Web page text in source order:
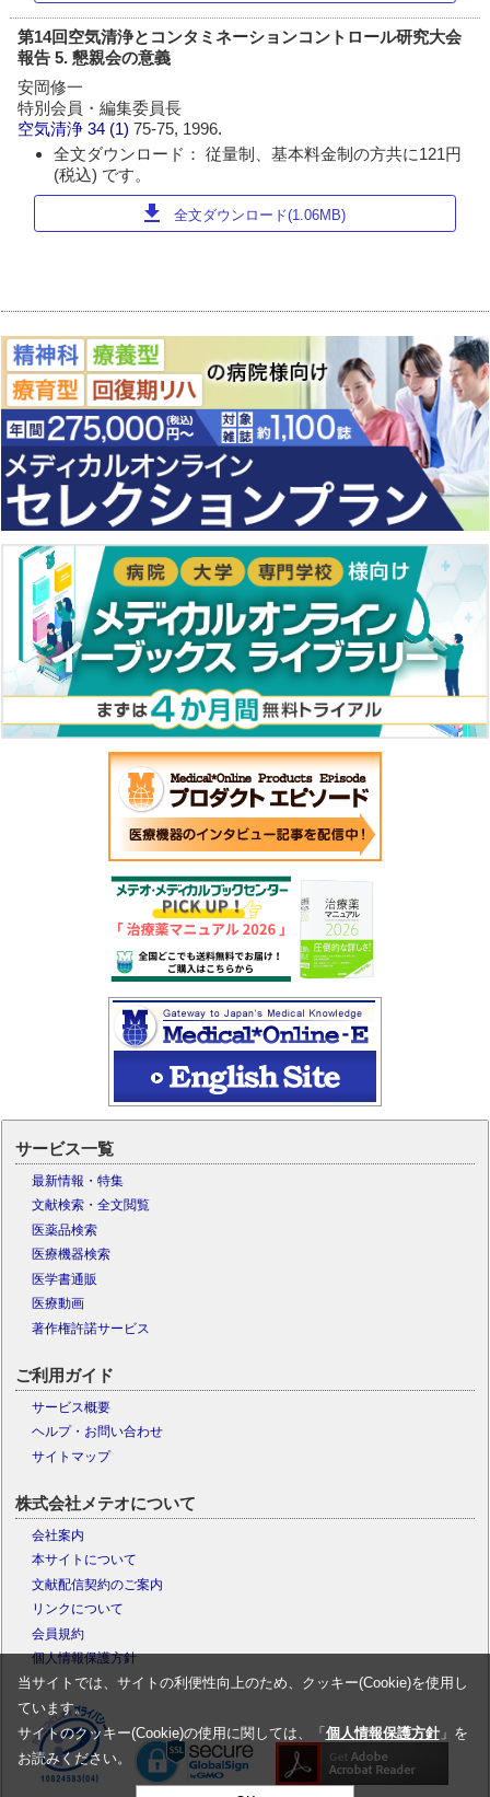
第14回空気清浄とコンタミネーションコントロール研究大会
報告 5. 懇親会の意義
安岡修一
特別会員・編集委員長
空気清浄 34 (1)75-75, 1996.
全文ダウンロード： 従量制、基本料金制の方共に121円
(税込) です。
download 全文ダウンロード(1.06MB)
サービス一覧
最新情報・特集
文献検索・全文閲覧
医薬品検索
医療機器検索
医学書通販
医療動画
著作権許諾サービス
ご利用ガイド
サービス概要
ヘルプ・お問い合わせ
サイトマップ
株式会社メテオについて
会社案内
本サイトについて
文献配信契約のご案内
リンクについて
会員規約
個人情報保護方針
当サイトでは、サイトの利便性向上のため、クッキー(Cookie)を使用し
ています。
サイトのクッキー(Cookie)の使用に関しては、「 個人情報保護方針」を
お読みください。